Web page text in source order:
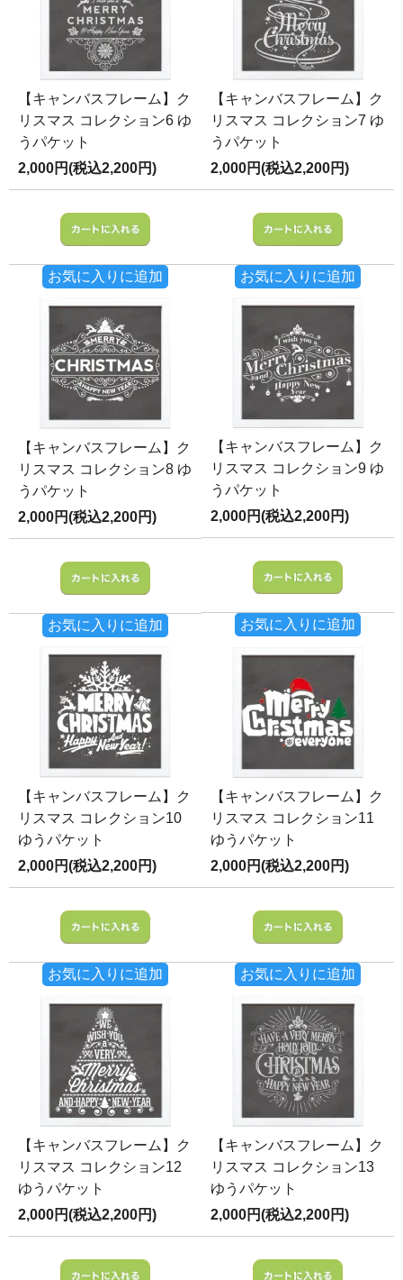
【キャンバスフレーム】ク
リスマス コレクション6 ゆ
うパケット
2,000円(税込2,200円)
お気に入りに追加
【キャンバスフレーム】ク
リスマス コレクション7 ゆ
うパケット
2,000円(税込2,200円)
お気に入りに追加
【キャンバスフレーム】ク
リスマス コレクション8 ゆ
うパケット
2,000円(税込2,200円)
お気に入りに追加
【キャンバスフレーム】ク
リスマス コレクション9 ゆ
うパケット
2,000円(税込2,200円)
お気に入りに追加
【キャンバスフレーム】ク
リスマス コレクション10
ゆうパケット
2,000円(税込2,200円)
お気に入りに追加
【キャンバスフレーム】ク
リスマス コレクション11
ゆうパケット
2,000円(税込2,200円)
お気に入りに追加
【キャンバスフレーム】ク
リスマス コレクション12
ゆうパケット
2,000円(税込2,200円)
【キャンバスフレーム】ク
リスマス コレクション13
ゆうパケット
2,000円(税込2,200円)